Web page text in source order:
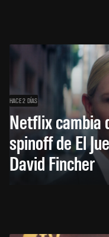
HACE 2 DÍAS
Netflix cambia
spinoff de El
David Fincher